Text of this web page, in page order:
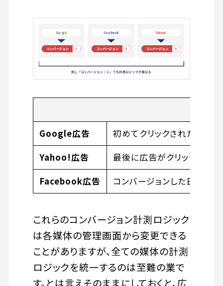
Google広告
初めてクリックされた日に
Yahoo!広告
最後に広告がクリックされ
Facebook広告
コンバージョンした日をク
これらのコンバージョン計測ロジック
は各媒体の管理画面から変更できる
ことがありますが、全ての媒体の計測
ロジックを統一するのは至難の業で
す。とは言えそのままにしておくと、広